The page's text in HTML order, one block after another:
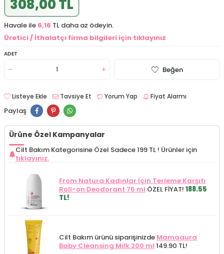
308,00 TL
Havale ile 6,16 TL daha az ödeyin.
Üretici / İthalatçı firma bilgileri için tıklayınız
ADET
Beğen
Listeye Ekle Tavsiye Et Yorum Yap Fiyat Alarmı
Paylaş
Ürüne Özel Kampanyalar
Cilt Bakım Kategorisine Özel Sadece 199 TL ! Ürünler için
tıklayınız.
From Natura Kadınlar İçin Terleme Karşıtı
Roll-on Deodorant 75 ml ÖZEL FİYAT! 188.55
TL!
Cilt Bakım ürünü siparişinizde Mamaaura
Baby Cleansing Milk 200 ml 149.90 TL!